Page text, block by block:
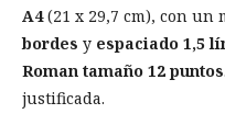
A4(21 x 29,7 cm), con un
bordes y espaciado 1,5
Roman tamaño 12 puntos
justificada.